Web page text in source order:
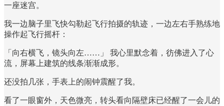
一座迷宫。
我一边脑子里飞快勾勒起飞行拍摄的轨迹，一边左右手熟练地
操作起飞行摇杆：
「向右横飞，镜头向左……」 我心里默念着，彷佛进入了心
流，屏幕上建筑的线条渐渐成形。
还没拍几张，手表上的闹钟震醒了我。
看了一眼窗外，天色微亮，转头看向隔壁床已经醒了一会儿的